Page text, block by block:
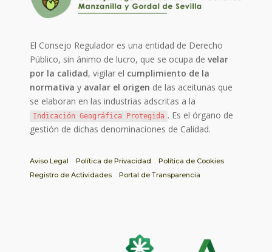
El Consejo Regulador es una entidad de Derecho
Público, sin ánimo de lucro, que se ocupa develar
por la calidad, vigilar el cumplimiento de la
normativa y avalar el origen de las aceitunas que
se elaboran en las industrias adscritas a la
Indicación Geográfica Protegida . Es el órgano de
gestión de dichas denominaciones de Calidad.
Aviso Legal Política de Privacidad
Política de Cookies
Registro de Actividades
Portal de Transparencia